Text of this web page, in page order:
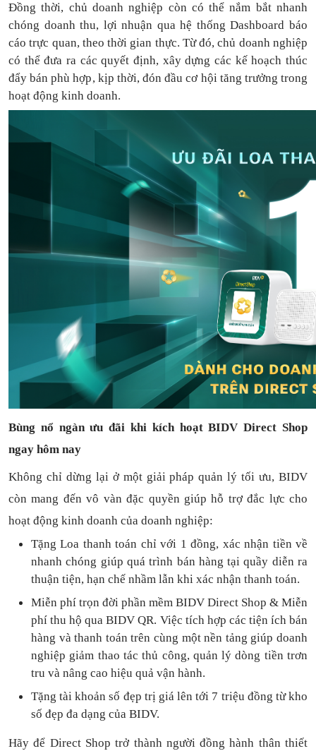
Đồng thời, chủ doanh nghiệp còn có thể nắm bắt nhanh
chóng doanh thu, lợi nhuận qua hệ thống Dashboard báo
cáo trực quan, theo thời gian thực. Từ đó, chủ doanh nghiệp
có thểđưa ra các quyết định, xây dựng các kế hoạch thúc
đẩy bán phù hợp, kịp thời, đón đầu cơ hội tăng trưởng trong
hoạt động kinh doanh.
Bùng nổ ngàn ưu đãi khi kích hoạt BIDV Direct Shop
ngay hôm nay
Không chỉ dừng lại ở một giải pháp quản lý tối ưu, BIDV
còn mang đến vô vàn đặc quyền giúp hỗ trợ đắc lực cho
hoạt động kinh doanh của doanh nghiệp:
Tặng Loa thanh toán chỉ với 1đồng, xác nhận tiền về
nhanh chóng giúp quá trình bán hàng tại quầy diễn ra
thuận tiện, hạn chế nhầm lẫn khi xác nhận thanh toán.
Miễn phí trọn đời phần mềm BIDV Direct Shop & Miễn
phí thu hộ qua BIDV QR. Việc tích hợp các tiện ích bán
hàng và thanh toántrên cùng một nền tảng giúp doanh
nghiệp giảm thao tác thủ công, quản lý dòng tiền trơn
tru và nâng cao hiệu quả vận hành.
Tặngtài khoản số đẹp trị giá lên tới 7 triệu đồng từ kho
số đẹp đa dạng của BIDV.
Hãy để Direct Shop trở thành người đồng hành thân thiết